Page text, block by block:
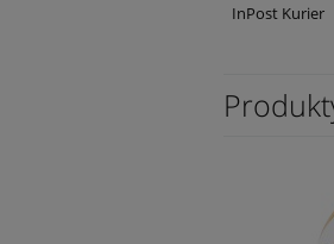
InPost Kurier